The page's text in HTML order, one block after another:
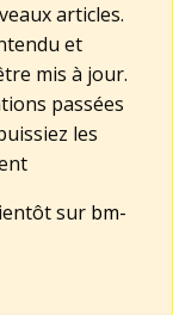
articles.
et
mis à jour.
passées
les
sur bm-